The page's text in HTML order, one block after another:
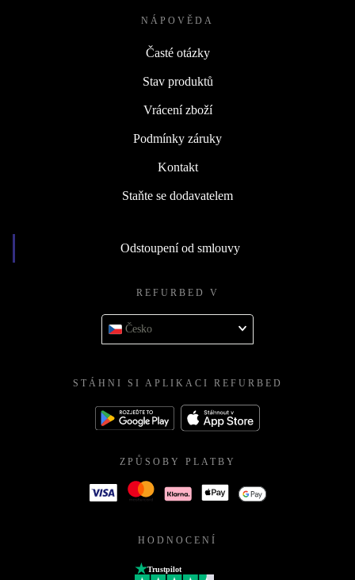
NÁPOVĚDA
Časté otázky
Stav produktů
Vrácení zboží
Podmínky záruky
Kontakt
Staňte se dodavatelem
Odstoupení od smlouvy
REFURBED V
Česko
STÁHNI SI APLIKACI REFURBED
ZPŮSOBY PLATBY
HODNOCENÍ
Trustpilot